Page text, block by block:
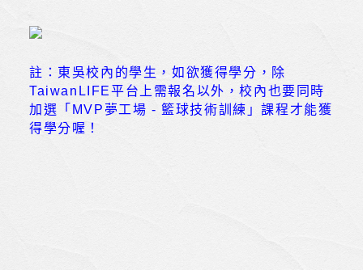
註：東吳校內的學生，如欲獲得學分，除
TaiwanLIFE平台上需報名以外，校內也要同時
加選「MVP夢工場 - 籃球技術訓練」課程才能獲
得學分喔！